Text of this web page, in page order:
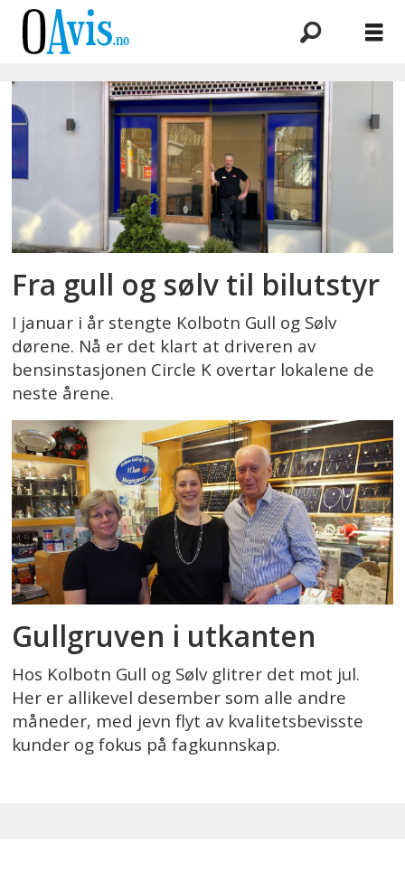
Emne:
kolbotn
gull
sølv
Fra gull og sølv til bilutstyr
I januar i år stengte Kolbotn Gull og Sølv
dørene. Nå er det klart at driveren av
bensinstasjonen Circle K overtar lokalene de
neste årene.
Gullgruven i utkanten
Hos Kolbotn Gull og Sølv glitrer det mot jul.
Her er allikevel desember som alle andre
måneder, med jevn flyt av kvalitetsbevisste
kunder og fokus på fagkunnskap.